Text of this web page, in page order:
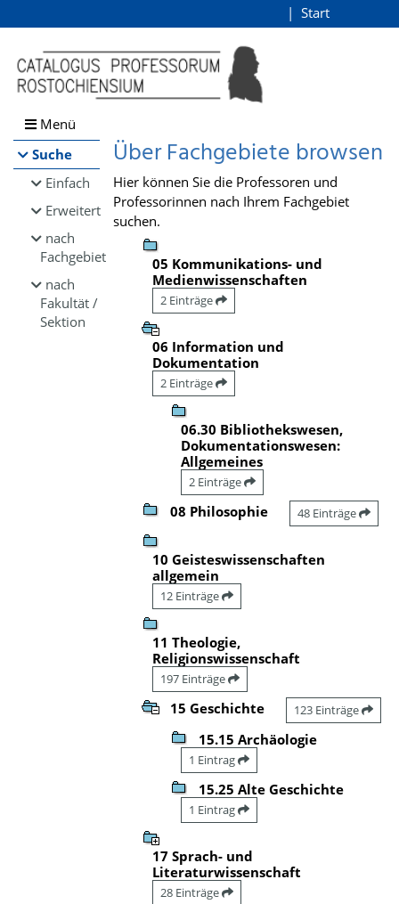
Browsen
direkt zum Inhalt
Start
Menü
Suche
Einfach
Erweitert
nach
Fachgebiet
nach
Fakultät /
Sektion
Über Fachgebiete browsen
Hier können Sie die Professoren und
Professorinnen nach Ihrem Fachgebiet
suchen.
05 Kommunikations- und
Medienwissenschaften
2 Einträge
06 Information und
Dokumentation
2 Einträge
06.30 Bibliothekswesen,
Dokumentationswesen:
Allgemeines
2 Einträge
08 Philosophie 48 Einträge
10 Geisteswissenschaften
allgemein
12 Einträge
11 Theologie,
Religionswissenschaft
197 Einträge
15 Geschichte 123 Einträge
15.15 Archäologie
1 Eintrag
15.25 Alte Geschichte
1 Eintrag
17 Sprach- und
Literaturwissenschaft
28 Einträge